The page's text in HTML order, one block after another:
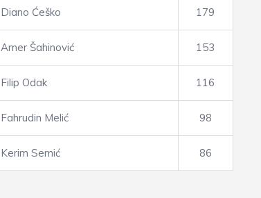
Diano Ćeško 179
Amer Šahinović 153
Filip Odak 116
Fahrudin Melić 98
Kerim Semić 86